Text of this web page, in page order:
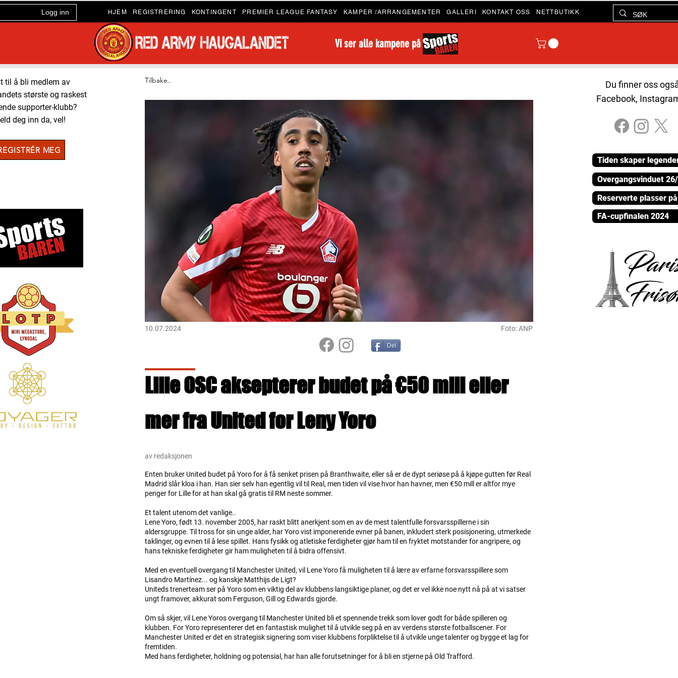
Logg inn HJEM REGISTRERING KONTINGENT PREMIER LEAGUE FANTASY KAMPER /ARRANGEMENTER GALLERI KONTAKT OSS NETTBUTIKK
Vi ser alle kampene på
Tilbake..
10.07.2024 Foto: ANP
Del
Lille OSC aksepterer budet på €50 mill eller
mer fra United for Leny Yoro
av redaksjonen
Enten bruker United budet på Yoro for å få senket prisen på Branthwaite, eller så er de dypt seriøse på å kjøpe gutten før Real
Madrid slår kloa i han. Han sier selv han egentlig vil til Real, men tiden vil vise hvor han havner, men €50 mill er altfor mye
penger for Lille for at han skal gå gratis til RM neste sommer.
Et talent utenom det vanlige..
Lene Yoro, født 13. november 2005, har raskt blitt anerkjent som en av de mest talentfulle forsvarsspillerne i sin
aldersgruppe. Til tross for sin unge alder, har Yoro vist imponerende evner på banen, inkludert sterk posisjonering, utmerkede
taklinger, og evnen til å lese spillet. Hans fysikk og atletiske ferdigheter gjør ham til en fryktet motstander for angripere, og
hans tekniske ferdigheter gir ham muligheten til å bidra offensivt.
Med en eventuell overgang til Manchester United, vil Lene Yoro få muligheten til å lære av erfarne forsvarsspillere som
Lisandro Martínez... og kanskje Matthijs de Ligt?
Uniteds trenerteam ser på Yoro som en viktig del av klubbens langsiktige planer, og det er vel ikke noe nytt nå på at vi satser
ungt framover, akkurat som Ferguson, Gill og Edwards gjorde.
Om så skjer, vil Lene Yoros overgang til Manchester United bli et spennende trekk som lover godt for både spilleren og
klubben. For Yoro representerer det en fantastisk mulighet til å utvikle seg på en av verdens største fotballscener. For
Manchester United er det en strategisk signering som viser klubbens forpliktelse til å utvikle unge talenter og bygge et lag for
fremtiden.
Med hans ferdigheter, holdning og potensial, har han alle forutsetninger for å bli en stjerne på Old Trafford.
Du finner oss
Facebook,
Overgangsvinduet
Reserverte plasser
Tiden skaper
FA-cupfinalen 2024
til å bli medlem av
største og raskest
supporter-klubb?
deg inn da, vel!
MEG